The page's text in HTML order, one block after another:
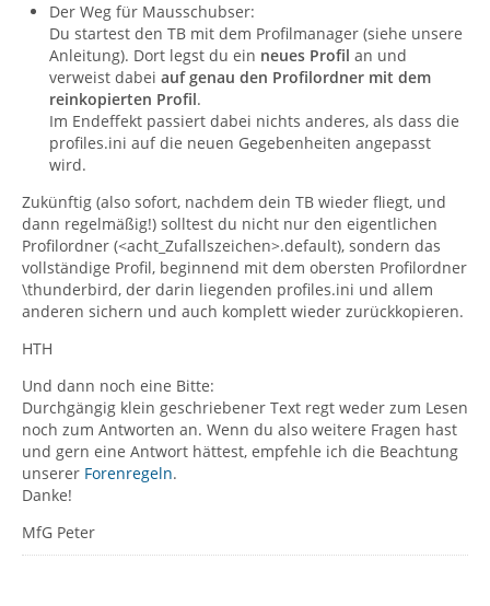
Der Weg für Mausschubser:
Du startest den TB mit dem Profilmanager (siehe unsere
Anleitung). Dort legst du ein neues Profil an und
verweist dabei auf genau den Profilordner mit dem
reinkopierten Profil.
Im Endeffekt passiert dabei nichts anderes, als dass die
profiles.ini auf die neuen Gegebenheiten angepasst
wird.
Zukünftig (also sofort, nachdem dein TB wieder fliegt, und
dann regelmäßig!) solltest du nicht nur den eigentlichen
Profilordner (<acht_Zufallszeichen>.default), sondern das
vollständige Profil, beginnend mit dem obersten Profilordner
\thunderbird, der darin liegenden profiles.ini und allem
anderen sichern und auch komplett wieder zurückkopieren.
HTH
Und dann noch eine Bitte:
Durchgängig klein geschriebener Text regt weder zum Lesen
noch zum Antworten an. Wenn du also weitere Fragen hast
und gern eine Antwort hättest, empfehle ich die Beachtung
unserer Forenregeln.
Danke!
MfG Peter